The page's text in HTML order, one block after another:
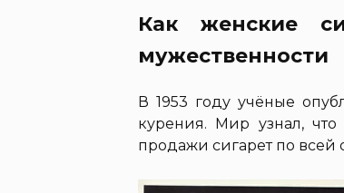
Как женские
мужественности
В 1953 году учёные
курения. Мир узнал,
продажи сигарет по всей